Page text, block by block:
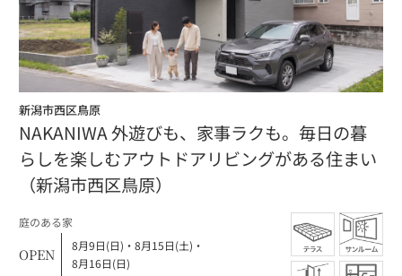
新潟市西区鳥原
NAKANIWA 外遊びも、家事ラクも。毎日の暮
らしを楽しむアウトドアリビングがある住まい
（新潟市西区鳥原）
庭のある家
OPEN
8月9日(日) ・ 8月15日(土) ・
8月16日(日)